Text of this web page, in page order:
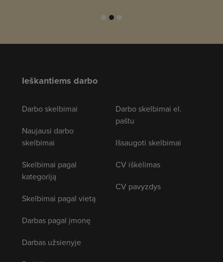
Ieškantiems darbo
Darbo skelbimai
Naujausi darbo
skelbimai
Skelbimai pagal
kategoriją
Skelbimai pagal vietą
Darbas pagal įmonę
Darbas užsienyje
Darbo skelbimai el.
paštu
Išsaugoti skelbimai
CV iškėlimas
CV pavyzdys